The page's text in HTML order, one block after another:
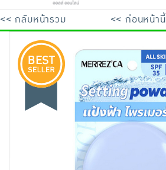
<< กลับหน้ารวม << ก่อนหน้านี้